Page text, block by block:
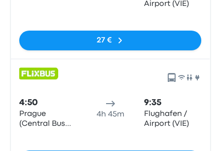
Airport (VIE)
27 €
4:50
Prague
(Central Bus
4h 45m
9:35
Flughafen /
Airport (VIE)